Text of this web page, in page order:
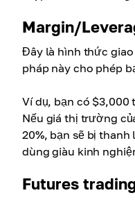
Margin/
Đây là hình thức giao
pháp này cho phép
Ví dụ, bạn có $3,000
Nếu giá thị trường
20%, bạn sẽ bị
dùng giàu kinh
Futures